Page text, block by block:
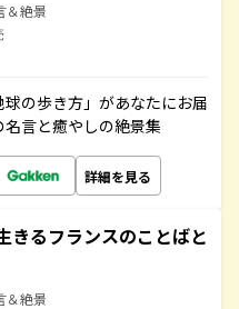
＆絶景
の歩き方」があなたにお届
言と癒やしの絶景集
詳細を見る
きるフランスのことばと
＆絶景